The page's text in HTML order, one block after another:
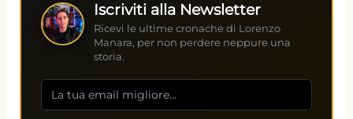
Iscriviti alla Newsletter
Ricevi le ultime cronache di Lorenzo
Manara, per non perdere neppure una
storia.